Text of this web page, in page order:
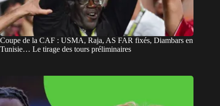
Coupe de la CAF : USMA, Raja, AS FAR fixés, Diambars en
Tunisie… Le tirage des tours préliminaires